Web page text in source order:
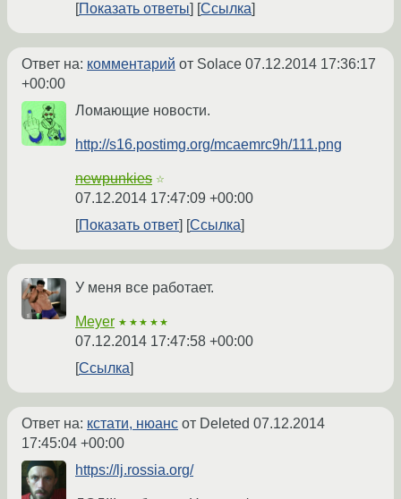
Показать ответы
Ссылка
Ответ на: комментарий от Solace 07.12.2014 17:36:17
+00:00
Ломающие новости.
http://s16.postimg.org/mcaemrc9h/111.png
newpunkies ☆
07.12.2014 17:47:09 +00:00
Показать ответ
Ссылка
У меня все работает.
Meyer ★★★★★
07.12.2014 17:47:58 +00:00
Ссылка
Ответ на: кстати, нюанс от Deleted 07.12.2014
17:45:04 +00:00
https://lj.rossia.org/